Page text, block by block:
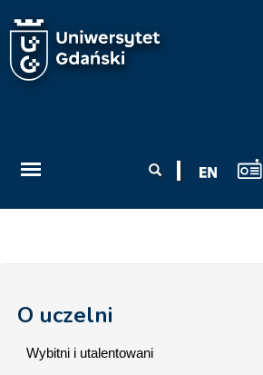
wyszukiwania
O uczelni
Wybitni i utalentowani